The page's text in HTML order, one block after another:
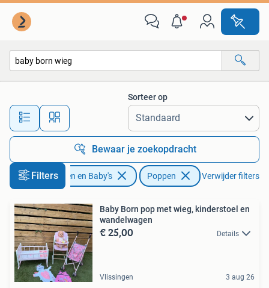
Alle afstanden…
Sorteer op
Bewaar je zoekopdracht
Filters
Kinderen en Baby's Poppen Verwijder filters
Baby Born pop met wieg, kinderstoel en
wandelwagen
€ 25,00 Details
Vlissingen 3 aug 26